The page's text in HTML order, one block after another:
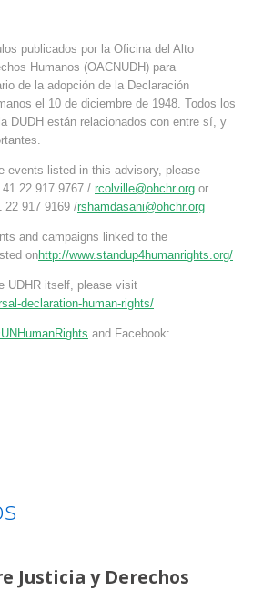
publicados por la Oficina del Alto
Humanos (OACNUDH) para
de la adopción de la Declaración
el 10 de diciembre de 1948. Todos los
DUDH están relacionados con entre sí, y
events listed in this advisory, please
22 917 9767 / rcolville@ohchr.org or
22 917 9169 /rshamdasani@ohchr.org
and campaigns linked to the
onhttp://www.standup4humanrights.org/
UDHR itself, please visit
declaration-human-rights/
and Facebook:
Justicia y Derechos